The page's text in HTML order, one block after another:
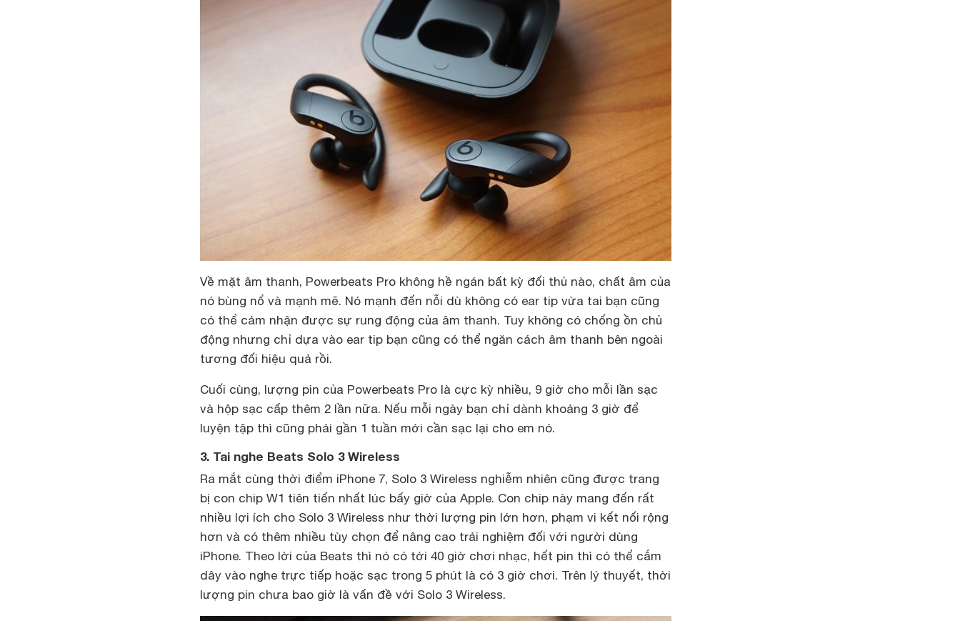
Về mặt âm thanh, Powerbeats Pro không hề ngán bất kỳ đối thủ nào, chất âm của
nó bùng nổ và mạnh mẽ. Nó mạnh đến nỗi dù không có ear tip vừa tai bạn cũng
có thể cảm nhận được sự rung động của âm thanh. Tuy không có chống ồn chủ
động nhưng chỉ dựa vào ear tip bạn cũng có thể ngăn cách âm thanh bên ngoài
tương đối hiệu quả rồi.
Cuối cùng, lượng pin của Powerbeats Pro là cực kỳ nhiều, 9 giờ cho mỗi lần sạc
và hộp sạc cấp thêm 2 lần nữa. Nếu mỗi ngày bạn chỉ dành khoảng 3 giờ để
luyện tập thì cũng phải gần 1 tuần mới cần sạc lại cho em nó.
3. Tai nghe Beats Solo 3 Wireless
Ra mắt cùng thời điểm iPhone 7, Solo 3 Wireless nghiễm nhiên cũng được trang
bị con chip W1 tiên tiến nhất lúc bấy giờ của Apple. Con chip này mang đến rất
nhiều lợi ích cho Solo 3 Wireless như thời lượng pin lớn hơn, phạm vi kết nối rộng
hơn và có thêm nhiều tùy chọn để nâng cao trải nghiệm đối với người dùng
iPhone. Theo lời của Beats thì nó có tới 40 giờ chơi nhạc, hết pin thì có thể cắm
dây vào nghe trực tiếp hoặc sạc trong 5 phút là có 3 giờ chơi. Trên lý thuyết, thời
lượng pin chưa bao giờ là vấn đề với Solo 3 Wireless.